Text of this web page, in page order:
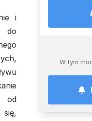
W tym
i
do
od
się,